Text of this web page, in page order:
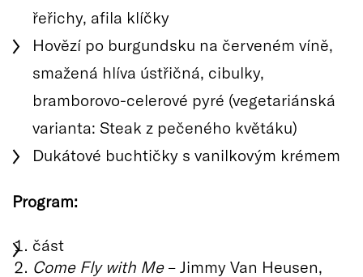
řeřichy, afila klíčky
Hovězí po burgundsku na červeném víně,
smažená hlíva ústřičná, cibulky,
bramborovo-celerové pyré (vegetariánská
varianta: Steak z pečeného květáku)
Dukátové buchtičky s vanilkovým krémem
Program:
část
Come Fly with Me– Jimmy Van Heusen,